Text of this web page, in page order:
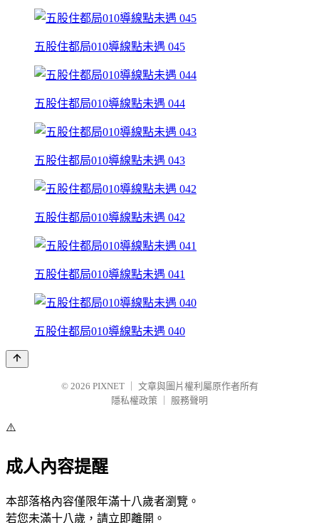
五股住都局010導線點未遇 045
五股住都局010導線點未遇 044
五股住都局010導線點未遇 043
五股住都局010導線點未遇 042
五股住都局010導線點未遇 041
五股住都局010導線點未遇 040
© 2026 PIXNET
文章與圖片權利屬原作者所有
隱私權政策
服務聲明
⚠️
成人內容提醒
本部落格內容僅限年滿十八歲者瀏覽。
若您未滿十八歲，請立即離開。